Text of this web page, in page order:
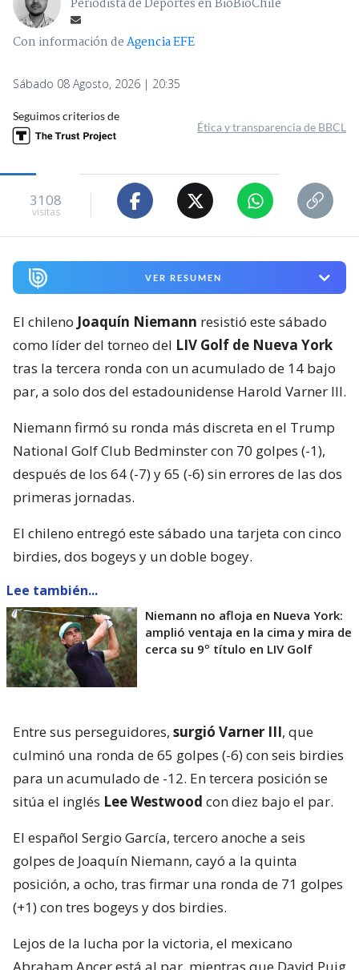
Periodista de Deportes en BioBioChile
Con información deAgencia EFE
Sábado 08 Agosto, 2026 | 20:35
Seguimos criterios de
Ética y transparencia de BBCL
3108
visitas
VER RESUMEN
El chileno Joaquín Niemann resistió este sábado
como líder del torneo del LIV Golf de Nueva York
tras la tercera ronda con un acumulado de 14 bajo
par, a solo dos del estadounidense Harold Varner III.
Niemann firmó su ronda más discreta en el Trump
National Golf Club Bedminster con 70 golpes (-1),
después de los 64 (-7) y 65 (-6) sin errores de las dos
primeras jornadas.
El chileno entregó este sábado una tarjeta con cinco
birdies, dos bogeys y un doble bogey.
Lee también...
Niemann no afloja en Nueva York:
amplió ventaja en la cima y mira de
cerca su 9º título en LIV Golf
Entre sus perseguidores, surgió Varner III, que
culminó una ronda de 65 golpes (-6) con seis birdies
para un acumulado de -12. En tercera posición se
sitúa el inglés Lee Westwood con diez bajo el par.
El español Sergio García, tercero anoche a seis
golpes de Joaquín Niemann, cayó a la quinta
posición, a ocho, tras firmar una ronda de 71 golpes
(+1) con tres bogeys y dos birdies.
Lejos de la lucha por la victoria, el mexicano